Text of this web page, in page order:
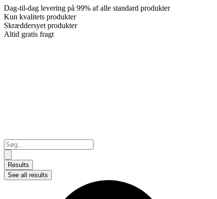
Dag-til-dag levering på 99% af alle standard produkter
Kun kvalitets produkter
Skræddersyet produkter
Altid gratis fragt
Search
...
Results
See all results